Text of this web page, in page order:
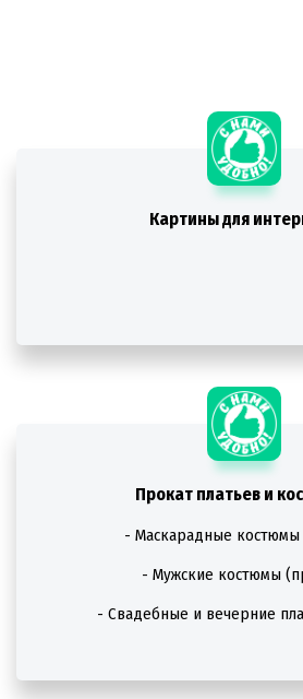
Картины для
Прокат платьев и
- Маскарадные костюмы
- Мужские костюмы
- Свадебные и вечерние